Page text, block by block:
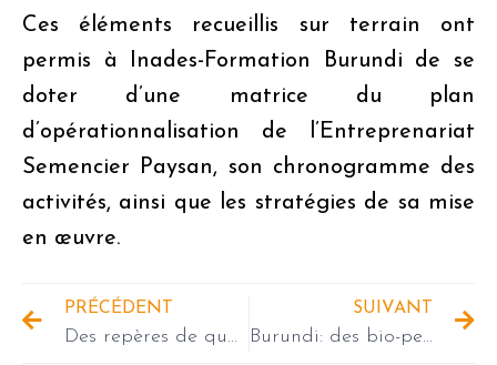
Ces éléments recueillis sur terrain ont
permis à Inades-Formation Burundi de se
doter d’une matrice du plan
d’opérationnalisation de l’Entreprenariat
Semencier Paysan, son chronogramme des
activités, ainsi que les stratégies de sa mise
en œuvre.
PRÉCÉDENT
Des repères de qualité définis pour la valorisation des vivres de souveraineté
SUIVANT
Burundi: des bio-pesticides pour lutter contre les maladies des cultures